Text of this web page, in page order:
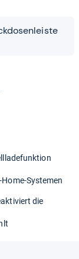
Systemen
die